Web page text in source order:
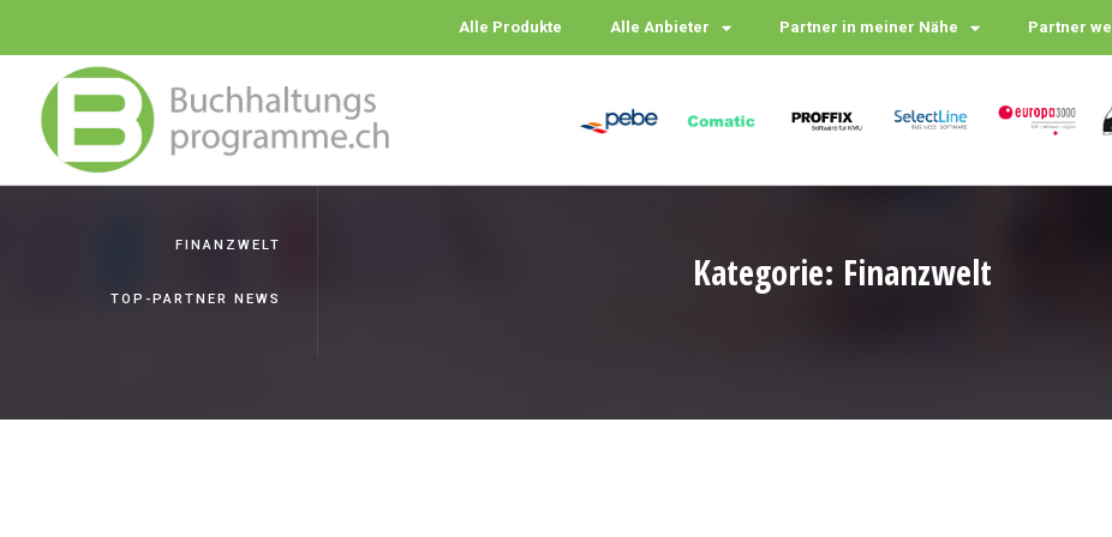
Alle Produkte Alle Anbieter Partner in meiner Nähe Partner
FINANZWELT
TOP-PARTNER NEWS
Kategorie: Finanzwelt